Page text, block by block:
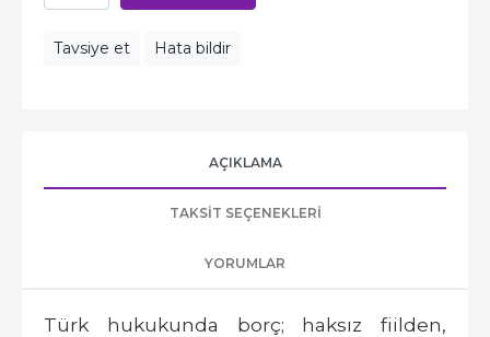
Tavsiye et Hata bildir
AÇIKLAMA
TAKSIT SEÇENEKLERI
YORUMLAR
Türk hukukunda borç; haksız fiilden,